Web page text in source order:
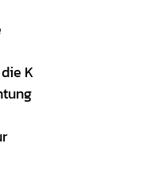
K